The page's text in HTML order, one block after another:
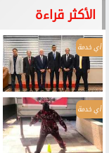
الأكثر قراءة
أي خدمة
أي خدمة